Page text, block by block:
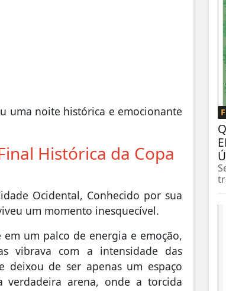
uma noite histórica e emocionante
Histórica da Copa
Ocidental, Conhecido por sua
um momento inesquecível.
um palco de energia e emoção,
vibrava com a intensidade das
deixou de ser apenas um espaço
verdadeira arena, onde a torcida